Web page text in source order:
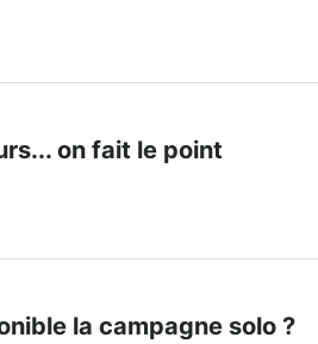
on fait le point
la campagne solo ?